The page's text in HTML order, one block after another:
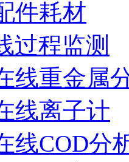
件耗材
过程监测
线重金属
线离子计
线COD分